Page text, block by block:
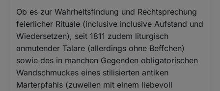
Ob es zur Wahrheitsfindung und Rechtsprechung
feierlicher Rituale (inclusive inclusive Aufstand und
Wiedersetzen), seit 1811 zudem liturgisch
anmutender Talare (allerdings ohne Beffchen)
sowie des in manchen Gegenden obligatorischen
Wandschmuckes eines stilisierten antiken
Marterpfahls (zuweilen mit einem liebevoll